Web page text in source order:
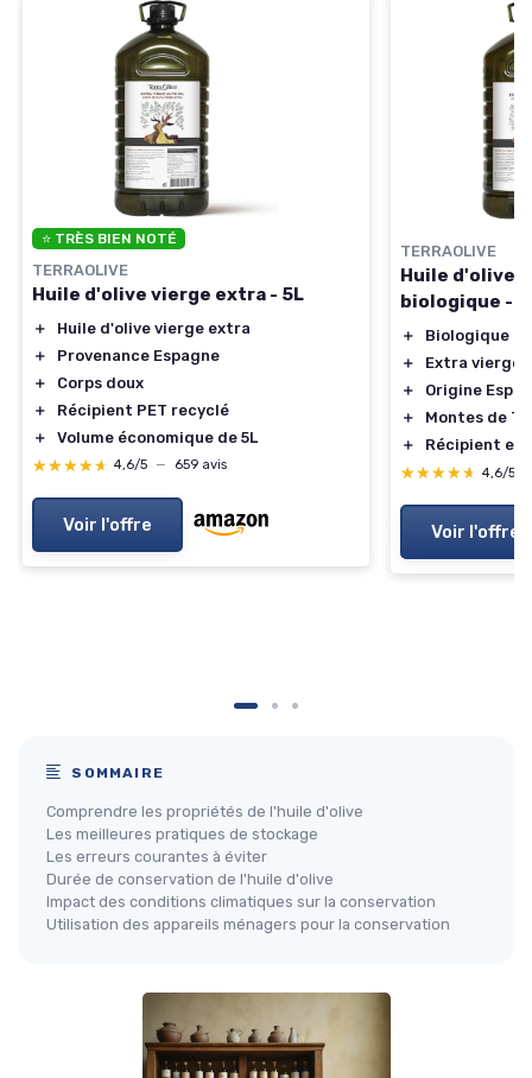
⭐ TRÈS BIEN NOTÉ
TERRAOLIVE
Huile d'olive vierge extra - 5L
＋
Huile d'olive vierge extra
＋
Provenance Espagne
＋
Corps doux
＋
Récipient PET recyclé
＋
Volume économique de 5L
★★★★★
★★★★★ 4,6/5 — 659 avis
Voir l'offre
TERRAOLIVE
Huile d'olive
biologique -
＋
Biologique
＋
Extra vierge
＋
Origine
＋
Montes de
＋
Récipient en
★★★★★
★★★★★ 4,6/5
Voir l'offre
SOMMAIRE
Comprendre les propriétés de l'huile d'olive
Les meilleures pratiques de stockage
Les erreurs courantes à éviter
Durée de conservation de l'huile d'olive
Impact des conditions climatiques sur la conservation
Utilisation des appareils ménagers pour la conservation